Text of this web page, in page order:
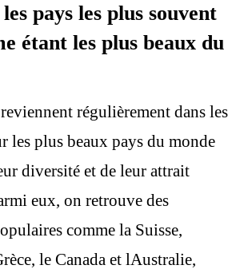
pays les plus souvent
étant les plus beaux du
régulièrement dans les
les plus beaux pays du monde
diversité et de leur attrait
eux, on retrouve des
comme la Suisse,
le Canada et lAustralie,